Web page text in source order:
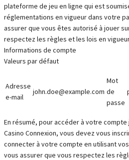
plateforme de jeu en ligne qui est
réglementations en vigueur dans votre
assurer que vous êtes autorisé à jouer
respectez les règles et les lois en
Informations de compte
Valeurs par défaut
Adresse
e-mail
john.doe@example.com
Mot
de
passe
En résumé, pour accéder à votre compte
Casino Connexion, vous devez vous
connecter à votre compte en utilisant
vous assurer que vous respectez les